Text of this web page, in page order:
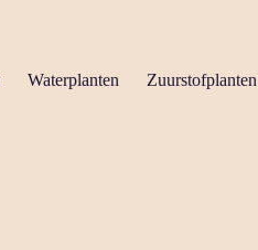
Waterplanten Zuurstofplanten